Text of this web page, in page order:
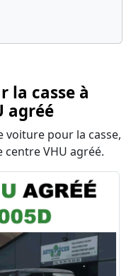
la casse à
agréé
voiture pour la casse,
centre VHU agréé.